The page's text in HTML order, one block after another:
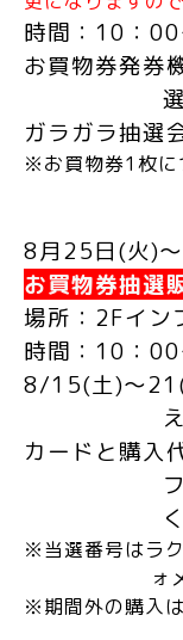
時間： 10 ： 00
お買物券発券
ガラガラ抽選
※お買物券1 枚に
8月25日(火)～
お買物券抽選
場所： 2Fイン
時間： 10 ： 00
8/15(土)～
カードと購入
※当選番号はラ
ォ
※期間外の購入